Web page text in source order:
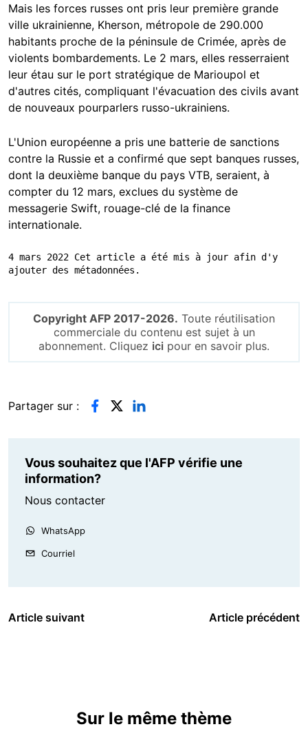
Mais les forces russes ont pris leur première grande
ville ukrainienne, Kherson, métropole de 290.000
habitants proche de la péninsule de Crimée, après de
violents bombardements. Le 2 mars, elles resserraient
leur étau sur le port stratégique de Marioupol et
d'autres cités, compliquant l'évacuation des civils avant
de nouveaux pourparlers russo-ukrainiens.
L'Union européenne a pris une batterie de sanctions
contre la Russie et a confirmé que sept banques russes,
dont la deuxième banque du pays VTB, seraient, à
compter du 12 mars, exclues du système de
messagerie Swift, rouage-clé de la finance
internationale.
4 mars 2022 Cet article a été mis à jour afin d'y
ajouter des métadonnées.
Copyright AFP 2017-2026. Toute réutilisation
commerciale du contenu est sujet à un
abonnement. Cliquez ici pour en savoir plus.
Partager sur :
Vous souhaitez que l'AFP vérifie une
information?
Nous contacter
WhatsApp
Courriel
Article suivant Article précédent
Sur le même thème